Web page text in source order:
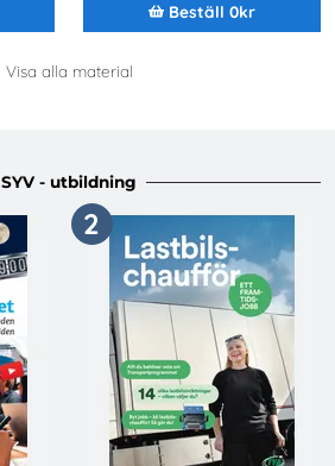
Beställ 0kr
Visa alla material
SYV - utbildning
2